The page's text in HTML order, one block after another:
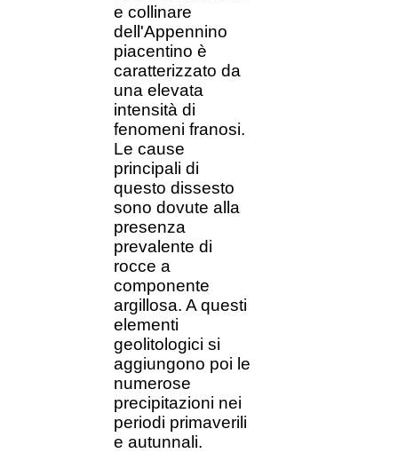
e collinare
dell'Appennino
piacentino è
caratterizzato da
una elevata
intensità di
fenomeni franosi.
Le cause
principali di
questo dissesto
sono dovute alla
presenza
prevalente di
rocce a
componente
argillosa. A questi
elementi
geolitologici si
aggiungono poi le
numerose
precipitazioni nei
periodi primaverili
e autunnali.